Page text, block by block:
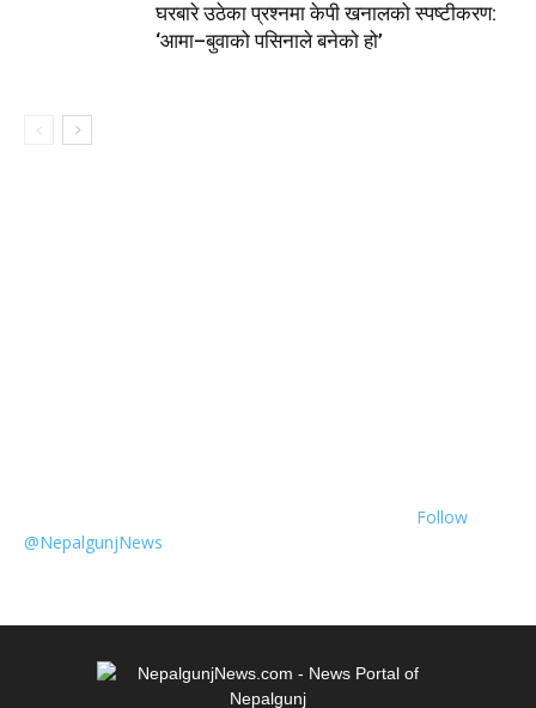
घरबारे उठेका प्रश्नमा केपी खनालको स्पष्टीकरण:
‘आमा–बुवाको पसिनाले बनेको हो’
Follow
@NepalgunjNews